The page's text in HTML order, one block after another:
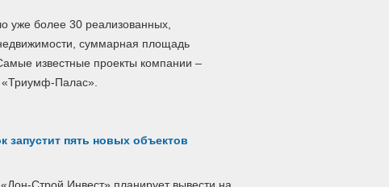
уже более 30 реализованных,
суммарная площадь
известные проекты компании –
Палас».
пять новых объектов